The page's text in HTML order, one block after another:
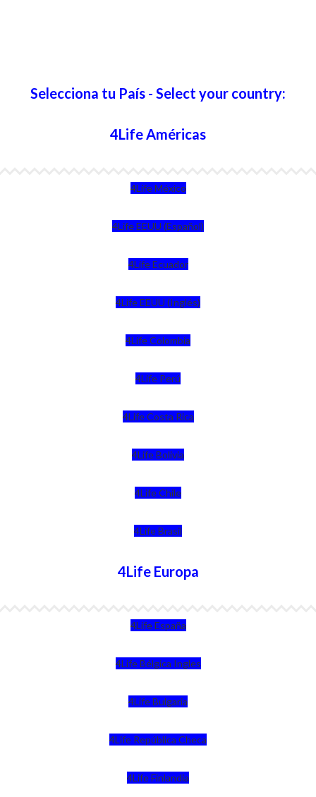
Selecciona tu País - Select your country:
4Life Américas
4Life México
4Life EEUU (Español)
4Life Ecuador
4Life EEUU (Inglés)
4Life Colombia
4Life Perú
4Life Costa Rica
4Life Bolivia
4Life Chile
4Life Brasil
4Life Europa
4Life España
4Life Bélgica Ingles
4Life Bulgaria
4Life República Checa
4Life Finlandia